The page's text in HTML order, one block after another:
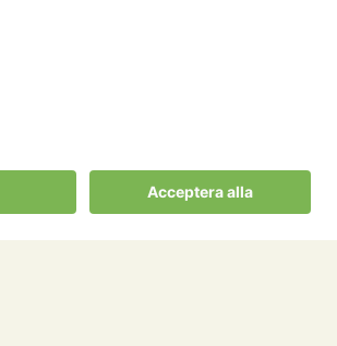
Allmänna villkor